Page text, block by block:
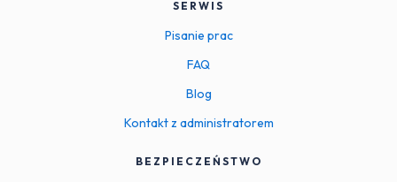
SERWIS
Pisanie prac
FAQ
Blog
Kontakt z administratorem
BEZPIECZEŃSTWO